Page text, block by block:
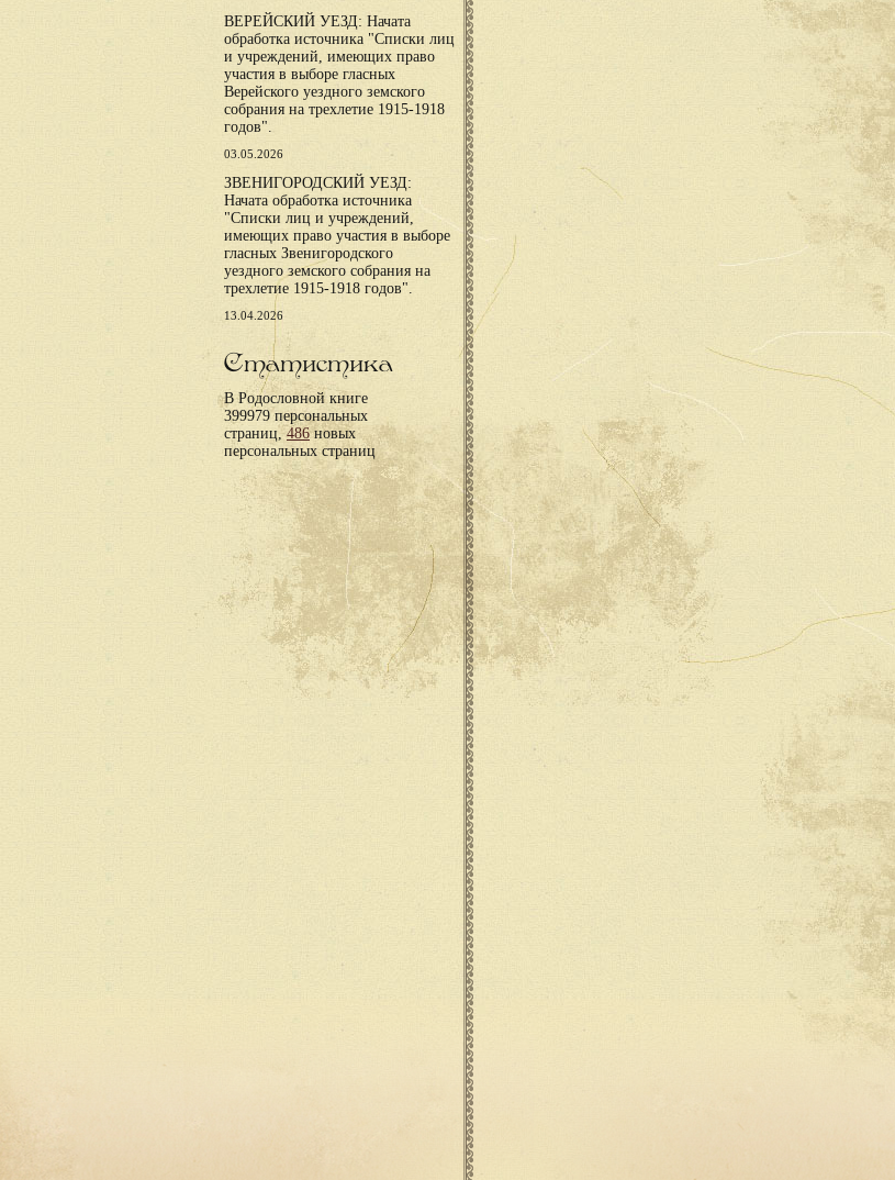
ВЕРЕЙСКИЙ УЕЗД: Начата
обработка источника "Списки лиц
и учреждений, имеющих право
участия в выборе гласных
Верейского уездного земского
собрания на трехлетие 1915-1918
годов".
03.05.2026
ЗВЕНИГОРОДСКИЙ УЕЗД:
Начата обработка источника
"Списки лиц и учреждений,
имеющих право участия в выборе
гласных Звенигородского
уездного земского собрания на
трехлетие 1915-1918 годов".
13.04.2026
Статистика
В Родословной книге
399979 персональных
страниц,486новых
персональных страниц